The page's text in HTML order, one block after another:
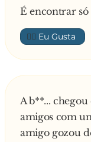
É encontrar só
👍🏼
A b**...
amigos com
amigo gozou